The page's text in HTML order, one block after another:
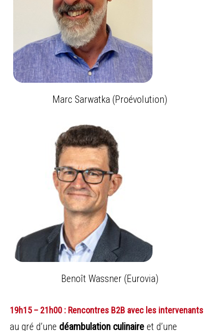
Marc Sarwatka (Proévolution)
Benoît Wassner (Eurovia)
19h15 – 21h00 : Rencontres B2B avec les intervenants
au gré d’une déambulation culinaireet d’une